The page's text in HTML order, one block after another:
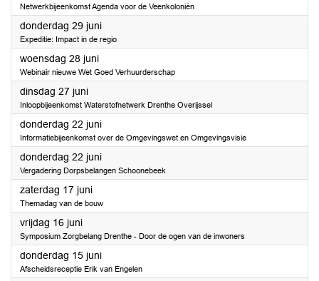
Netwerkbijeenkomst Agenda voor de Veenkoloniën
donderdag 29 juni2023
Expeditie: Impact in de regio
woensdag 28 juni2023
Webinair nieuwe Wet Goed Verhuurderschap
dinsdag 27 juni2023
Inloopbijeenkomst Waterstofnetwerk Drenthe Overijssel
donderdag 22 juni2023
Informatiebijeenkomst over de Omgevingswet en Omgevingsvisie
donderdag 22 juni2023
Vergadering Dorpsbelangen Schoonebeek
zaterdag 17 juni2023
Themadag van de bouw
vrijdag 16 juni2023
Symposium Zorgbelang Drenthe - Door de ogen van de inwoners
donderdag 15 juni2023
Afscheidsreceptie Erik van Engelen